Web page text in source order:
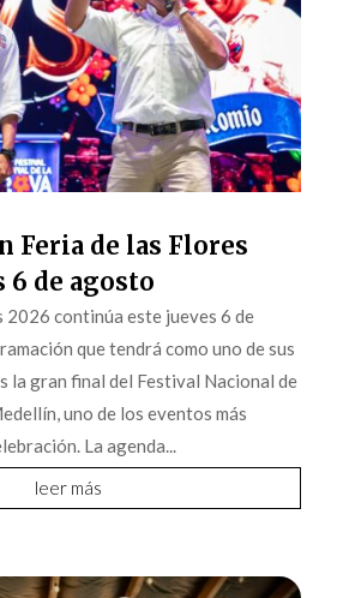
Feria de las Flores
6 de agosto
2026 continúa este jueves 6 de
que tendrá como uno de sus
la gran final del Festival Nacional de
uno de los eventos más
La agenda...
leer más